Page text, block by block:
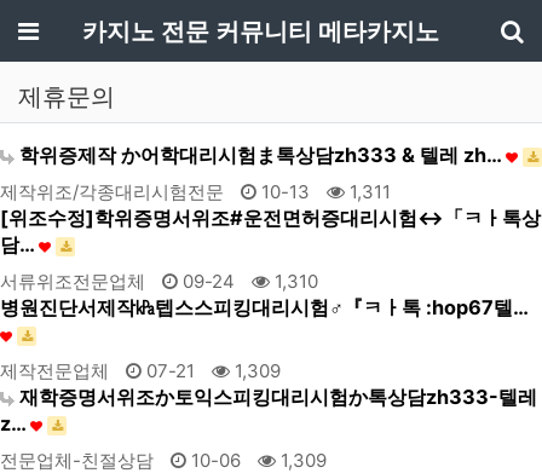
메뉴카지노 전문 커뮤니티 메타카지노
제휴문의
학위증제작 か어학대리시험ま톡상담zh333 & 텔레 zh…
제작위조/각종대리시험전문 10-13 1,311
[위조수정]학위증명서위조#운전면허증대리시험↔「ㅋㅏ톡상
담…
서류위조전문업체 09-24 1,310
병원진단서제작㎪텝스스피킹대리시험♂『ㅋㅏ톡 :hop67텔…
제작전문업체 07-21 1,309
재학증명서위조か토익스피킹대리시험か톡상담zh333-텔레
z…
전문업체-친절상담 10-06 1,309